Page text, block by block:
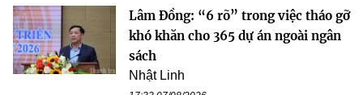
Lâm Đồng: “6 rõ” trong việc tháo gỡ
khó khăn cho 365 dự án ngoài ngân
sách
Nhật Linh